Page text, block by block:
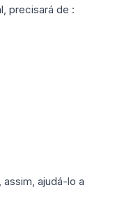
precisará de :
ajudá-lo a